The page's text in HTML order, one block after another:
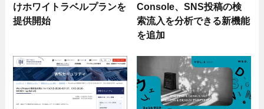
けホワイトラベルプランを
提供開始
Console、SNS投稿の検
索流入を分析できる新機能
を追加